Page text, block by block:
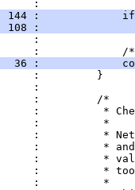
:
144 :
108 :
:
:
36 :
:         }
:
:         /*
:          *
:          *
:          *
:          *
:          *
:          *
:          *